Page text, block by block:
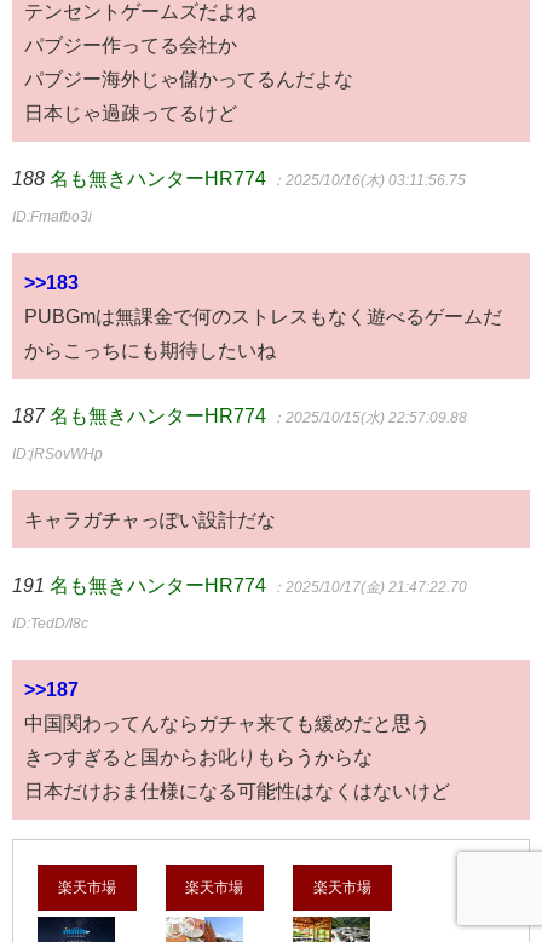
テンセントゲームズだよね
パブジー作ってる会社か
パブジー海外じゃ儲かってるんだよな
日本じゃ過疎ってるけど
188 名も無きハンターHR774 ：2025/10/16(木) 03:11:56.75
ID:Fmafbo3i
>>183
PUBGmは無課金で何のストレスもなく遊べるゲームだ
からこっちにも期待したいね
187 名も無きハンターHR774 ：2025/10/15(水) 22:57:09.88
ID:jRSovWHp
キャラガチャっぽい設計だな
191 名も無きハンターHR774 ：2025/10/17(金) 21:47:22.70
ID:TedD/I8c
>>187
中国関わってんならガチャ来ても緩めだと思う
きつすぎると国からお叱りもらうからな
日本だけおま仕様になる可能性はなくはないけど
楽天市場 楽天市場 楽天市場